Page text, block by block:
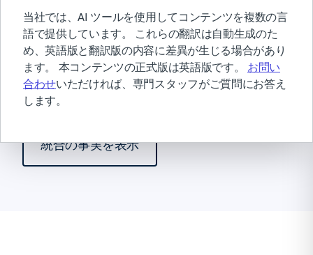
当社では、AI ツールを使用してコンテンツを複数の言
語で提供しています。 これらの翻訳は自動生成のた
め、英語版と翻訳版の内容に差異が生じる場合があり
ます。 本コンテンツの正式版は英語版です。 お問い
合わせいただければ、専門スタッフがご質問にお答え
します。
のジョブとワークフローのトリガー、クロスプ
ラットフォームの依存関係の調整、障害からの
回復、そして下流プロセスが時間通りに実行さ
れることを保証します。
あなたのようなパイプラインで見る
統合の事実を表示